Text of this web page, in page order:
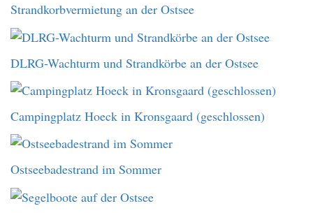
Strandkorbvermietung an der Ostsee
DLRG-Wachturm und Strandkörbe an der Ostsee
Campingplatz Hoeck in Kronsgaard (geschlossen)
Ostseebadestrand im Sommer